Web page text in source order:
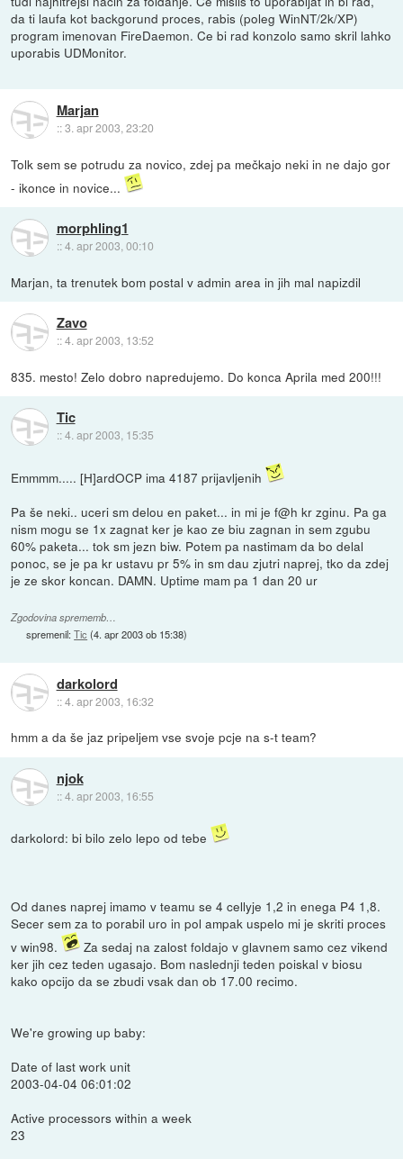
da ti laufa kot backgorund proces, rabis (poleg WinNT/2k/XP)
program imenovan FireDaemon. Ce bi rad konzolo samo skril lahko
uporabis UDMonitor.
Marjan
::3. apr 2003, 23:20
Tolk sem se potrudu za novico, zdej pa mečkajo neki in ne dajo gor
- ikonce in novice...
morphling1
::4. apr 2003, 00:10
Marjan, ta trenutek bom postal v admin area in jih mal napizdil
Zavo
::4. apr 2003, 13:52
835. mesto! Zelo dobro napredujemo. Do konca Aprila med 200!!!
Tic
::4. apr 2003, 15:35
Emmmm..... [H]ardOCP ima 4187 prijavljenih
Pa še neki.. uceri sm delou en paket... in mi je f@h kr zginu. Pa ga
nism mogu se 1x zagnat ker je kao ze biu zagnan in sem zgubu
60% paketa... tok sm jezn biw. Potem pa nastimam da bo delal
ponoc, se je pa kr ustavu pr 5% in sm dau zjutri naprej, tko da zdej
je ze skor koncan. DAMN. Uptime mam pa 1 dan 20 ur
Zgodovina sprememb…
spremenil:Tic (4. apr 2003 ob 15:38)
darkolord
::4. apr 2003, 16:32
hmm a da še jaz pripeljem vse svoje pcje na s-t team?
njok
::4. apr 2003, 16:55
darkolord: bi bilo zelo lepo od tebe
Od danes naprej imamo v teamu se 4 cellyje 1,2 in enega P4 1,8.
Secer sem za to porabil uro in pol ampak uspelo mi je skriti proces
v win98.
Za sedaj na zalost foldajo v glavnem samo cez vikend
ker jih cez teden ugasajo. Bom naslednji teden poiskal v biosu
kako opcijo da se zbudi vsak dan ob 17.00 recimo.
We're growing up baby:
Date of last work unit
2003-04-04 06:01:02
Active processors within a week
23